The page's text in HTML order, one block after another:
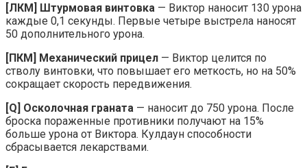
[ЛКМ] Штурмовая винтовка — Виктор наносит 130 урона
каждые 0,1 секунды. Первые четыре выстрела наносят
50 дополнительного урона.
[ПКМ] Механический прицел — Виктор целится по
стволу винтовки, что повышает его меткость, но на 50%
сокращает скорость передвижения.
[Q] Осколочная граната — наносит до 750 урона. После
броска пораженные противники получают на 15%
больше урона от Виктора. Кулдаун способности
сбрасывается лекарствами.